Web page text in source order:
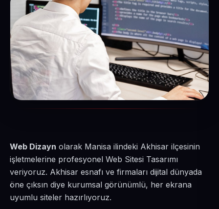
Web Dizayn olarak Manisa ilindeki Akhisar ilçesinin
işletmelerine profesyonel Web Sitesi Tasarımı
veriyoruz. Akhisar esnafı ve firmaları dijital dünyada
öne çıksın diye kurumsal görünümlü, her ekrana
uyumlu siteler hazırlıyoruz.